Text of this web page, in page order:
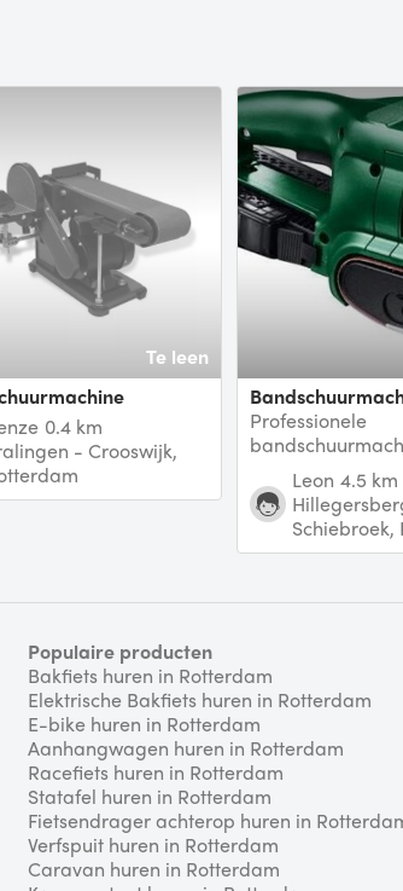
Te leen
0.4 km
- Crooswijk,
Professionele
Bosch. Ik
oordoppen of
Leon 4.5 km
Schiebroek,
Populaire producten
Bakfiets huren in Rotterdam
Elektrische Bakfiets huren in Rotterdam
E-bike huren in Rotterdam
Aanhangwagen huren in Rotterdam
Racefiets huren in Rotterdam
Statafel huren in Rotterdam
Fietsendrager achterop huren in
Verfspuit huren in Rotterdam
Caravan huren in Rotterdam